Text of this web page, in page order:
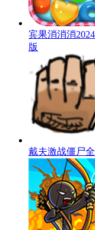
宾果消消消
版
戴夫激战僵尸